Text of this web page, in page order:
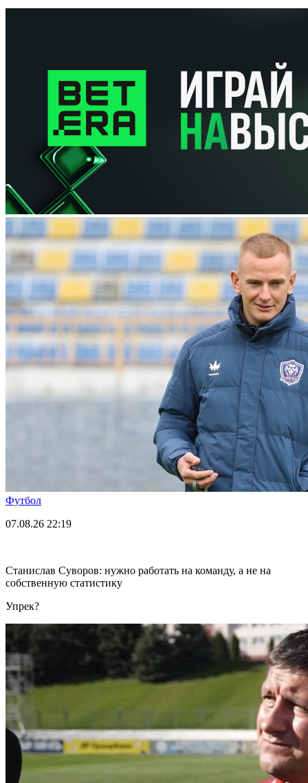
Футбол
07.08.26 22:19
Станислав Суворов: нужно работать на команду, а не на
собственную статистику
Упрек?